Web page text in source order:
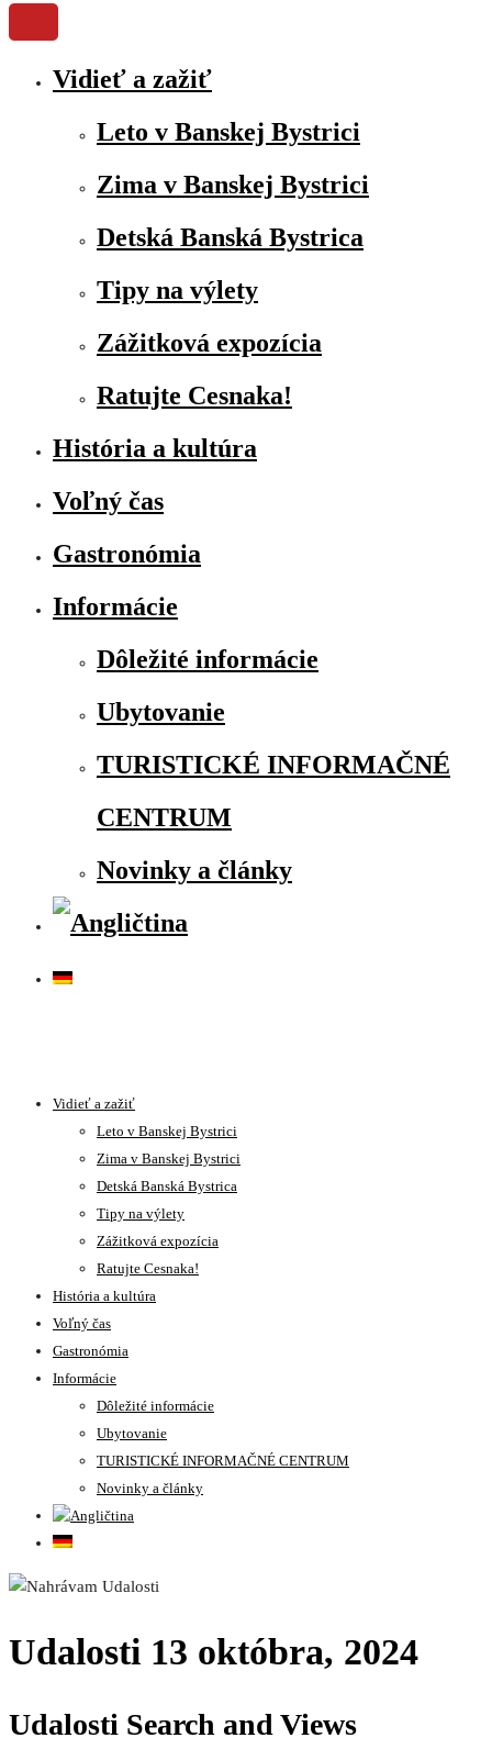
Vidieť a zažiť
Leto v Banskej Bystrici
Zima v Banskej Bystrici
Detská Banská Bystrica
Tipy na výlety
Zážitková expozícia
Ratujte Cesnaka!
História a kultúra
Voľný čas
Gastronómia
Informácie
Dôležité informácie
Ubytovanie
TURISTICKÉ INFORMAČNÉ
CENTRUM
Novinky a články
Vidieť a zažiť
Leto v Banskej Bystrici
Zima v Banskej Bystrici
Detská Banská Bystrica
Tipy na výlety
Zážitková expozícia
Ratujte Cesnaka!
História a kultúra
Voľný čas
Gastronómia
Informácie
Dôležité informácie
Ubytovanie
TURISTICKÉ INFORMAČNÉ CENTRUM
Novinky a články
Udalosti 13 októbra, 2024
Udalosti Search and Views